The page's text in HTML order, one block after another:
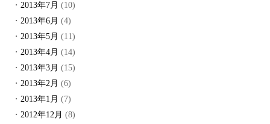
2013年7月 (10)
2013年6月 (4)
2013年5月 (11)
2013年4月 (14)
2013年3月 (15)
2013年2月 (6)
2013年1月 (7)
2012年12月 (8)